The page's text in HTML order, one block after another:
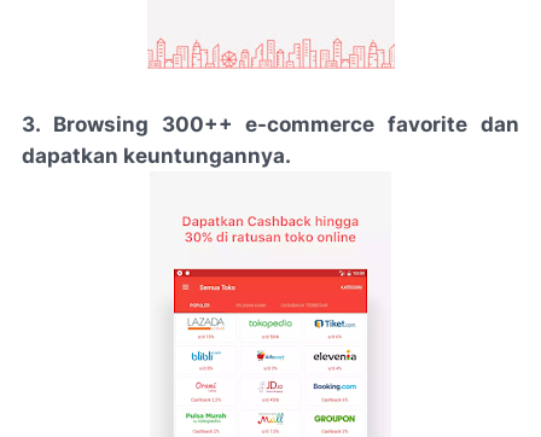
3. Browsing 300++ e-commercefavorite dan
dapatkan keuntungannya.